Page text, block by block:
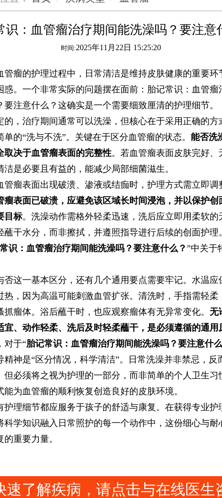
识：血管瘤治疗期间能洗澡吗？要注意
时间:2025年11月22日 15:25:20
管瘤的护理过程中，日常清洁是维持皮肤健康的重要环
惑。一个非常实际的问题摆在面前：胎记常识：血管瘤
要注意什么？这确实是一个需要细致厘清的护理细节。
的，治疗期间通常可以洗澡，但核心在于采用正确的方
单的“洗与不洗”。关键在于区分血管瘤的状态。 能否洗
取决于血管瘤表面的完整性。若血管瘤表面皮肤完好、
洁是必要且有益的，能减少局部细菌滋生。
管瘤表面出现破溃、渗液或结痂时，护理方式需立即调
瘤表面已破溃，应避免该区域长时间浸泡，并以保护创
目标。洗澡动作需格外轻柔迅速，洗后应立即用柔软的
蘸干水分，而非擦拭，并遵照指导进行后续的创面护理
识：血管瘤治疗期间能洗澡吗？要注意什么？ ”中关于
否这一基本区分，还有几个通用要点需要牢记。水温应
热，因为高温可能刺激血管扩张。清洗时，手指需轻柔
抓瘤体。浴后蘸干时，也应观察瘤体有无异常变化。 无
宜、动作轻柔、洗后及时轻柔蘸干，是必须遵循的通用
对于“胎记常识：血管瘤治疗期间能洗澡吗？要注意什
精神是“区分情况，科学清洁”。日常洗澡并非禁忌，反
但必须将之视为护理的一部分，而非简单的个人卫生习
能为血管瘤的顺利恢复创造良好的皮肤环境。
护理细节都应服务于孩子的舒适与康复。在获得专业护
科学知识融入日常照护的每一个动作中，这份细心与耐
重要力量。
速了解疾病，请点击与在线医生